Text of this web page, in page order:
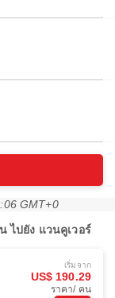
GMT+0
ไปยัง แวนคูเวอร์
เริ่มจาก
US$ 190.29
ราคา/ คน